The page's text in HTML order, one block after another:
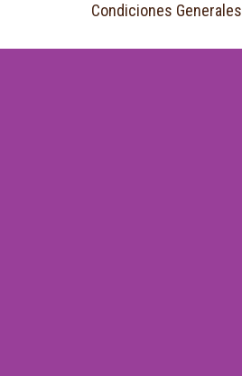
Condiciones Generales